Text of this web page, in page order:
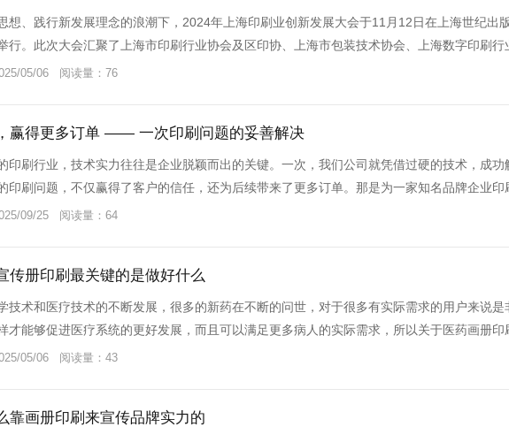
想、践行新发展理念的浪潮下，2024年上海印刷业创新发展大会于11月12日在上海世纪出
行。此次大会汇聚了上海市印刷行业协会及区印协、上海市包装技术协会、上海数字印刷行
05/06 阅读量：76
赢得更多订单 —— 一次印刷问题的妥善解决​
印刷行业，技术实力往往是企业脱颖而出的关键。一次，我们公司就凭借过硬的技术，成功
印刷问题，不仅赢得了客户的信任，还为后续带来了更多订单。那是为一家知名品牌企业印
09/25 阅读量：64
传册印刷最关键的是做好什么
技术和医疗技术的不断发展，很多的新药在不断的问世，对于很多有实际需求的用户来说是
才能够促进医疗系统的更好发展，而且可以满足更多病人的实际需求，所以关于医药画册印
05/06 阅读量：43
靠画册印刷来宣传品牌实力的